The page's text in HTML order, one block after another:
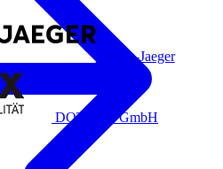
Busch-Jaeger
DOTLUX GmbH